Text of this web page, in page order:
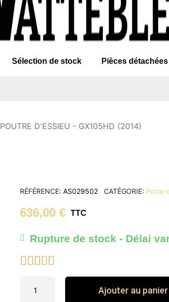
Sélection de stock Pièces détachées
POUTRE D'ESSIEU - GX105HD (2014)
RÉFÉRENCE AS029502 CATÉGORIE Porte-
636,00 € TTC
Rupture de stock - Délai
    
Ajouter au panier